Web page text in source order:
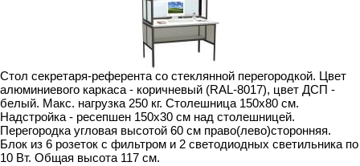
Стол секретаря-референта со стеклянной перегородкой. Цвет
алюминиевого каркаса - коричневый (RAL-8017), цвет ДСП -
белый. Макс. нагрузка 250 кг. Столешница 150х80 см.
Надстройка - ресепшен 150х30 см над столешницей.
Перегородка угловая высотой 60 см право(лево)сторонняя.
Блок из 6 розеток с фильтром и 2 светодиодных светильника по
10 Вт. Общая высота 117 см.